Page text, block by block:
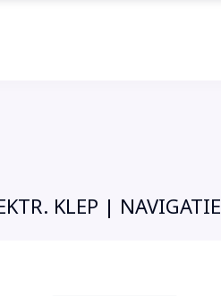
KLEP | NAVIGATIE